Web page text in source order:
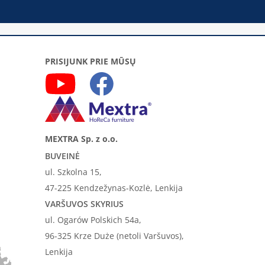
PRISIJUNK PRIE MŪSŲ
MEXTRA Sp. z o.o.
BUVEINĖ
ul. Szkolna 15,
47-225 Kendzežynas-Kozlė, Lenkija
VARŠUVOS SKYRIUS
ul. Ogarów Polskich 54a,
96-325 Krze Duże (netoli Varšuvos),
Lenkija